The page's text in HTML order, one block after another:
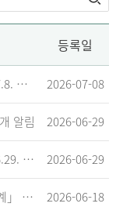
등록일
「2024 퇴원손상통계」 정오표('26.7.8. 기준) 2026-07-08
알림 2026-06-29
「2023 퇴원손상통계」 정오표('26.6.29. 기준) 2026-06-29
「2025 상반기 급성심장정지조사 통계」 공표 2026-06-18